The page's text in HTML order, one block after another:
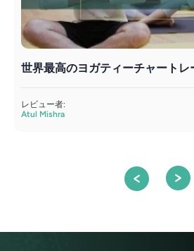
世界最高のヨガティーチャートレ
レビュー者:
Atul Mishra